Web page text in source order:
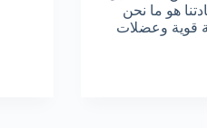
هو ما نحن
قوية وعضلات